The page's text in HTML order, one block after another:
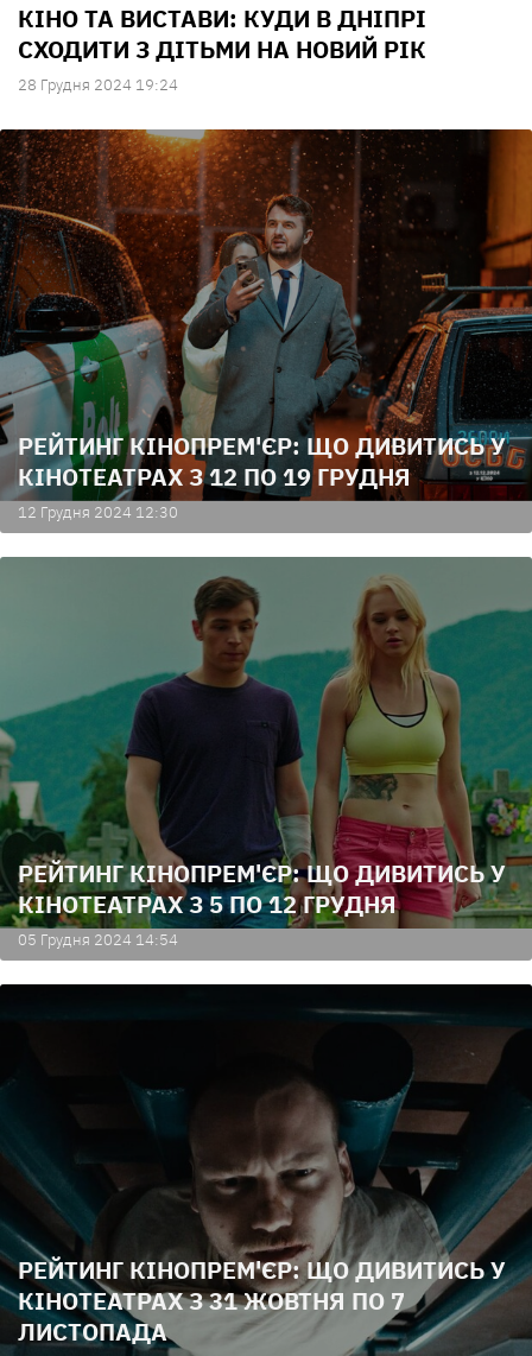
КІНО ТА ВИСТАВИ: КУДИ В ДНІПРІ
СХОДИТИ З ДІТЬМИ НА НОВИЙ РІК
28 Грудня 2024 19:24
РЕЙТИНГ КІНОПРЕМ'ЄР: ЩО ДИВИТИСЬ У
КІНОТЕАТРАХ З 12 ПО 19 ГРУДНЯ
12 Грудня 2024 12:30
РЕЙТИНГ КІНОПРЕМ'ЄР: ЩО ДИВИТИСЬ У
КІНОТЕАТРАХ З 5 ПО 12 ГРУДНЯ
05 Грудня 2024 14:54
РЕЙТИНГ КІНОПРЕМ'ЄР: ЩО ДИВИТИСЬ У
КІНОТЕАТРАХ З 31 ЖОВТНЯ ПО 7
ЛИСТОПАДА